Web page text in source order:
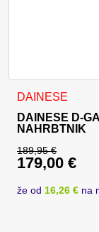
DAINESE
DAINESE D-
NAHRBTNIK
189,95€
Izvirna
179,00 €
Trenutna
že od 16,26 € na